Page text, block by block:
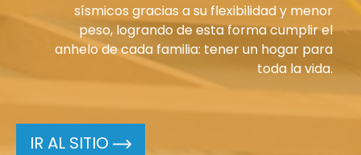
sísmicos gracias a su flexibilidad y menor
peso, logrando de esta forma cumplir el
anhelo de cada familia: tener un hogar para
toda la vida.
IR AL SITIO